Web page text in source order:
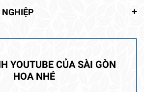
YOUTUBE CỦA SÀI GÒN
HOA NHÉ